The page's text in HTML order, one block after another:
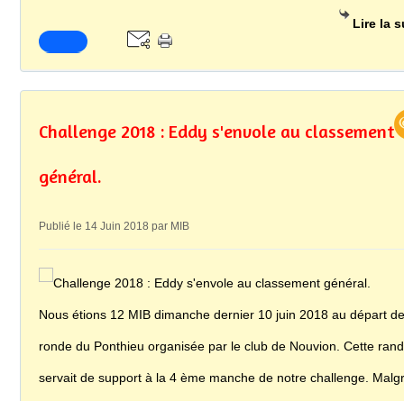
Lire la
Challenge 2018 : Eddy s'envole au classement
général.
Publié le 14 Juin 2018 par MIB
Nous étions 12 MIB dimanche dernier 10 juin 2018 au départ
ronde du Ponthieu organisée par le club de Nouvion. Cette
servait de support à la 4 ème manche de notre challenge.